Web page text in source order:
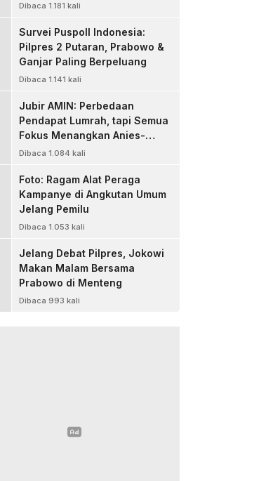
Dibaca 1.181 kali
Survei Puspoll Indonesia:
Pilpres 2 Putaran, Prabowo &
Ganjar Paling Berpeluang
Dibaca 1.141 kali
Jubir AMIN: Perbedaan
Pendapat Lumrah, tapi Semua
Fokus Menangkan Anies-
Muhaimin
Dibaca 1.084 kali
Foto: Ragam Alat Peraga
Kampanye di Angkutan Umum
Jelang Pemilu
Dibaca 1.053 kali
Jelang Debat Pilpres, Jokowi
Makan Malam Bersama
Prabowo di Menteng
Dibaca 993 kali